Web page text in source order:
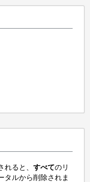
れると、すべてのリ
タルから削除されま